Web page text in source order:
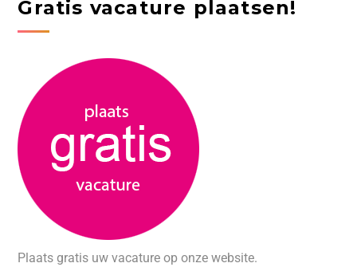
Gratis vacature plaatsen!
Plaats gratis uw vacature op onze website.